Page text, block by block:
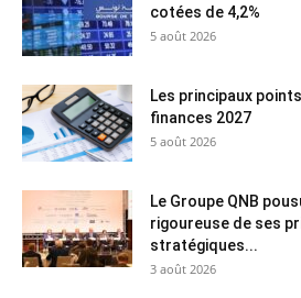
cotées de 4,2%
5 août 2026
Les principaux
finances 2027
5 août 2026
Le Groupe QNB
rigoureuse de ses
stratégiques...
3 août 2026